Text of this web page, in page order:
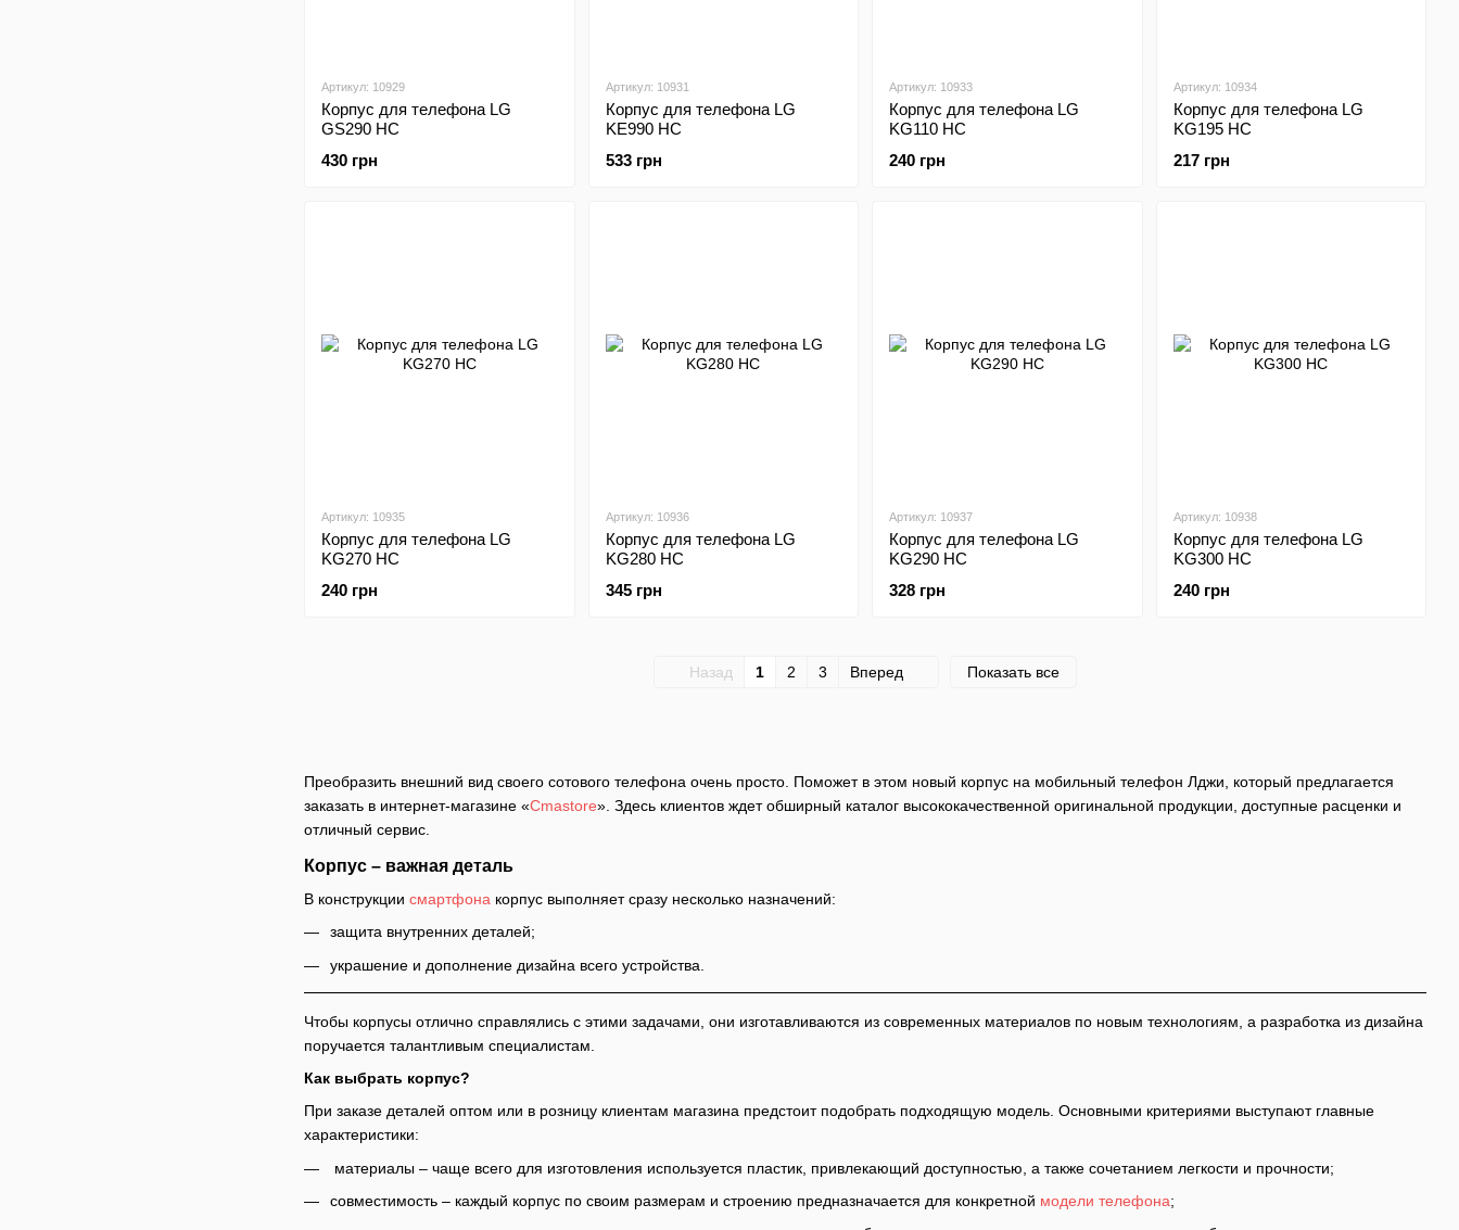
Преобразить внешний вид своего сотового телефона очень просто. Поможет в этом новый корпус на мобильный телефон Лджи, который предлагается
заказать в интернет-магазине «Cmastore». Здесь клиентов ждет обширный каталог высококачественной оригинальной продукции, доступные расценки и
отличный сервис.
Корпус – важная деталь
В конструкции смартфона корпус выполняет сразу несколько назначений:
защита внутренних деталей;
украшение и дополнение дизайна всего устройства.
Чтобы корпусы отлично справлялись с этими задачами, они изготавливаются из современных материалов по новым технологиям, а разработка из дизайна
поручается талантливым специалистам.
Как выбрать корпус?
При заказе деталей оптом или в розницу клиентам магазина предстоит подобрать подходящую модель. Основными критериями выступают главные
характеристики:
материалы – чаще всего для изготовления используется пластик, привлекающий доступностью, а также сочетанием легкости и прочности;
совместимость – каждый корпус по своим размерам и строению предназначается для конкретной модели телефона;
Артикул: 10929
Корпус для телефона LG
GS290 HC
430 грн
Артикул: 10931
Корпус для телефона LG
KE990 HC
533 грн
Артикул: 10933
Корпус для телефона LG
KG110 HC
240 грн
Артикул: 10934
Корпус для телефона LG
KG195 HC
217 грн
Артикул: 10935
Корпус для телефона LG
KG270 HC
240 грн
Артикул: 10936
Корпус для телефона LG
KG280 HC
345 грн
Артикул: 10937
Корпус для телефона LG
KG290 HC
328 грн
Артикул: 10938
Корпус для телефона LG
KG300 HC
240 грн
Назад 1 2 3 Вперед Показать все